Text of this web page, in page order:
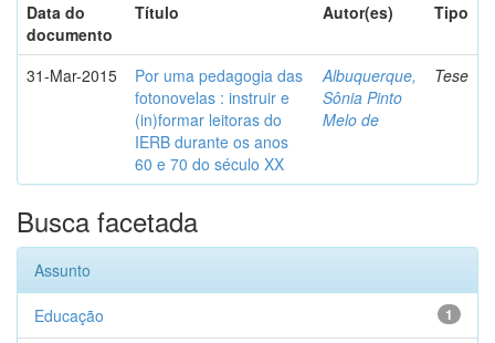
Data do
documento
Título Autor(es) Tipo
31-Mar-2015
Por uma pedagogia das
fotonovelas : instruir e
(in)formar leitoras do
IERB durante os anos
60 e 70 do século XX
Albuquerque,
Sônia Pinto
Melo de
Tese
Busca facetada
Assunto
1
Educação